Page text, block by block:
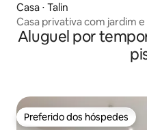
Casa ⋅ Talin
Casa privativa com jardim e
Aluguel por
Preferido dos hóspedes
Preferido dos hóspedes